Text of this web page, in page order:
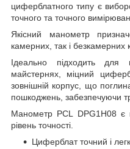
циферблатного типу є
точного та точного
Якісний манометр
камерних, так і безкамерних
Ідеально підходить для
майстернях, міцний
зовнішній корпус, що
пошкоджень, забезпечуючи
Манометр PCL DPG1H08 є
рівень точності.
Циферблат точний і